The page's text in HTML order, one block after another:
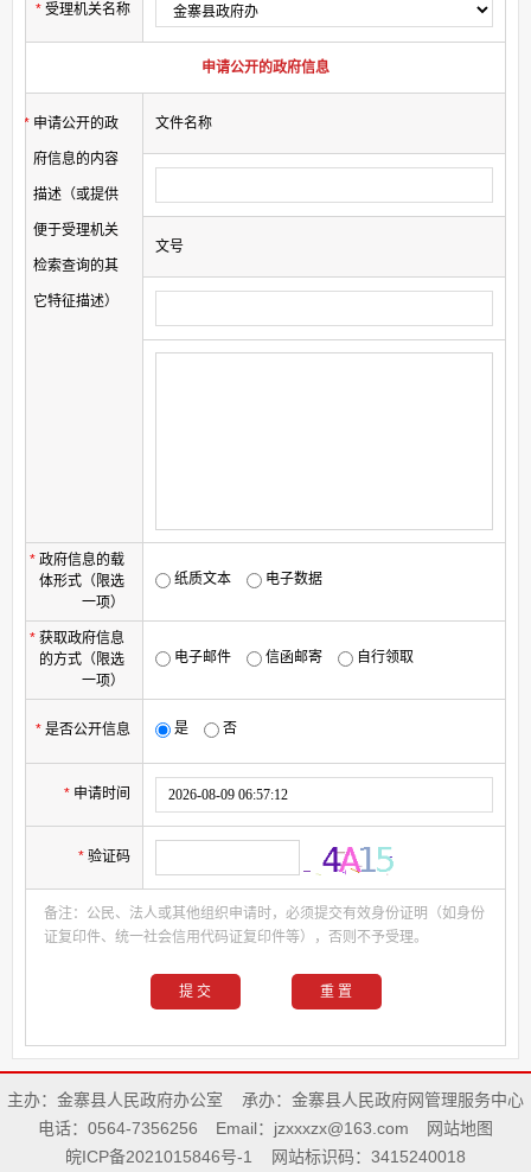
* 受理机关名称
申请公开的政府信息
* 申请公开的政
府信息的内容
描述（或提供
便于受理机关
检索查询的其
它特征描述）
文件名称
文号
* 政府信息的载
体形式（限选
一项）
纸质文本 电子数据
* 获取政府信息
的方式（限选
一项）
电子邮件 信函邮寄 自行领取
* 是否公开信息 是 否
* 申请时间
* 验证码
备注：公民、法人或其他组织申请时，必须提交有效身份证明（如身份
证复印件、统一社会信用代码证复印件等），否则不予受理。
主办：金寨县人民政府办公室
承办：金寨县人民政府网管理服务中心
电话：0564-7356256
Email：jzxxxzx@163.com
网站地图
皖ICP备2021015846号-1
网站标识码：3415240018